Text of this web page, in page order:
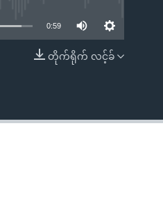
EMBED
0:59
တိုက်ရိုက် လင့်ခ်